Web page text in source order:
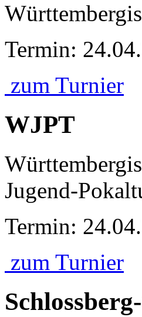
Termin:
zum Turnier
WJPT
Jugend-
Termin:
zum Turnier